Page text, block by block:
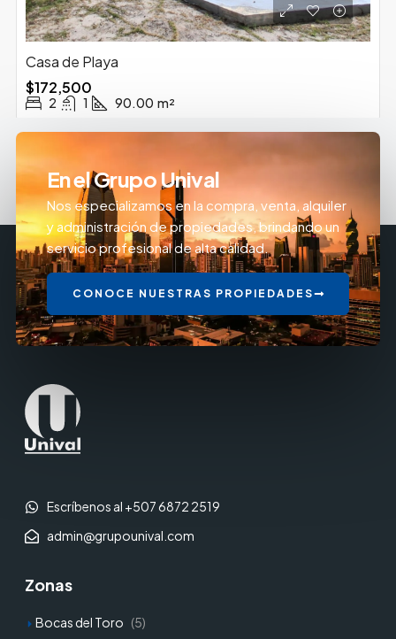
Casa de Playa
$172,500
2 1 90.00 m²
En el Grupo Unival
Nos especializamos en la compra, venta, alquiler
y administración de propiedades, brindando un
servicio profesional de alta calidad.
CONOCE NUESTRAS PROPIEDADES
Escríbenos al +507 6872 2519
admin@grupounival.com
Zonas
Bocas del Toro (5)